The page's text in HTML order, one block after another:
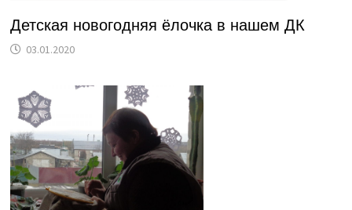
Детская новогодняя ёлочка в нашем ДК
03.01.2020